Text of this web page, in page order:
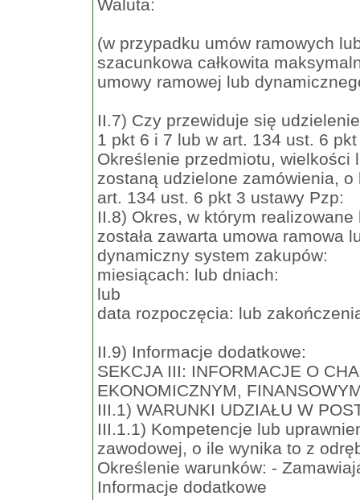
Waluta:
(w przypadku umów ramowych
szacunkowa całkowita
umowy ramowej lub
II.7) Czy przewiduje się
1 pkt 6 i 7 lub w art. 134 ust. 6
Określenie przedmiotu, wielkości
zostaną udzielone zamówienia,
art. 134 ust. 6 pkt 3 ustawy Pzp:
II.8) Okres, w którym
została zawarta umowa ramowa
dynamiczny system zakupów:
miesiącach: lub dniach:
lub
data rozpoczęcia: lub
II.9) Informacje dodatkowe:
SEKCJA III: INFORMACJE O
EKONOMICZNYM,
III.1) WARUNKI UDZIAŁU W
III.1.1) Kompetencje lub
zawodowej, o ile wynika to z
Określenie warunków: -
Informacje dodatkowe